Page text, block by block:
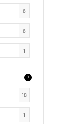
6
6
1
?
18
1